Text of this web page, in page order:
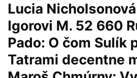
Lucia
Igorovi M. 52 660
Pado: O čom Sulík
Tatrami decentne